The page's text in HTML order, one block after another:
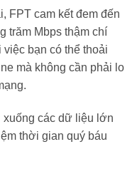
FPT cam kết đem đến
trăm Mbps thậm chí
bạn có thể thoải
mà không cần phải lo
xuống các dữ liệu lớn
thời gian quý báu